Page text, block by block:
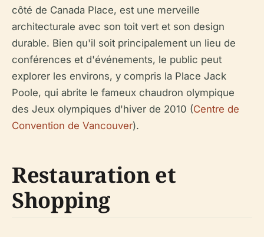
côté de Canada Place, est une merveille
architecturale avec son toit vert et son design
durable. Bien qu'il soit principalement un lieu de
conférences et d'événements, le public peut
explorer les environs, y compris la Place Jack
Poole, qui abrite le fameux chaudron olympique
des Jeux olympiques d'hiver de 2010 (Centre de
Convention de Vancouver).
Restauration et
Shopping